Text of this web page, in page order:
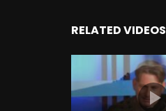
RELATED VIDEOS